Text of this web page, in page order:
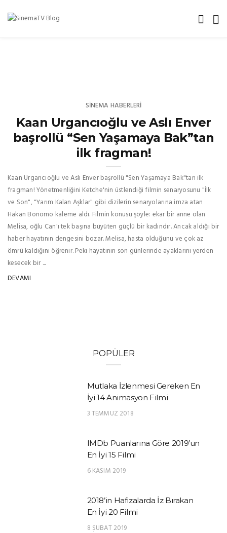
SINEMA HABERLERI
Kaan Urgancıoğlu ve Aslı Enver
başrollü “Sen Yaşamaya Bak”tan
ilk fragman!
Kaan Urgancıoğlu ve Aslı Enver başrollü "Sen Yaşamaya Bak"tan ilk
fragman! Yönetmenliğini Ketche'nin üstlendiği filmin senaryosunu "İlk
ve Son", "Yarım Kalan Aşklar" gibi dizilerin senaryolarına imza atan
Hakan Bonomo kaleme aldı. Filmin konusu şöyle: ekar bir anne olan
Melisa, oğlu Can'ı tek başına büyüten güçlü bir kadındır. Ancak aldığı bir
haber hayatının dengesini bozar. Melisa, hasta olduğunu ve çok az
ömrü kaldığını öğrenir. Peki hayatının son günlerinde ayaklarını yerden
kesecek bir ...
DEVAMI
POPÜLER
Mutlaka İzlenmesi Gereken En
İyi 14 Animasyon Filmi
3 TEMMUZ 2018
IMDb Puanlarına Göre 2019’un
En İyi 15 Filmi
6 KASIM 2019
2018’in Hafızalarda İz Bırakan
En İyi 20 Filmi
8 ŞUBAT 2019